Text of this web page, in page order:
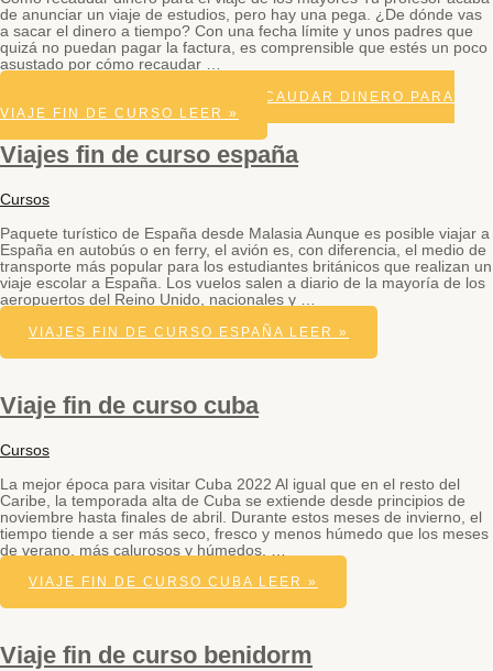
de anunciar un viaje de estudios, pero hay una pega. ¿De dónde vas
a sacar el dinero a tiempo? Con una fecha límite y unos padres que
quizá no puedan pagar la factura, es comprensible que estés un poco
asustado por cómo recaudar …
IDEAS ORIGINALES PARA RECAUDAR DINERO PARA
VIAJE FIN DE CURSO LEER »
Viajes fin de curso españa
Cursos
Paquete turístico de España desde Malasia Aunque es posible viajar a
España en autobús o en ferry, el avión es, con diferencia, el medio de
transporte más popular para los estudiantes británicos que realizan un
viaje escolar a España. Los vuelos salen a diario de la mayoría de los
aeropuertos del Reino Unido, nacionales y …
VIAJES FIN DE CURSO ESPAÑA LEER »
Viaje fin de curso cuba
Cursos
La mejor época para visitar Cuba 2022 Al igual que en el resto del
Caribe, la temporada alta de Cuba se extiende desde principios de
noviembre hasta finales de abril. Durante estos meses de invierno, el
tiempo tiende a ser más seco, fresco y menos húmedo que los meses
de verano, más calurosos y húmedos, …
VIAJE FIN DE CURSO CUBA LEER »
Viaje fin de curso benidorm